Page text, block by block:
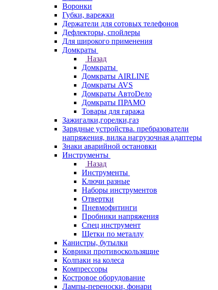
Воронки
Губки, варежки
Держатели для сотовых телефонов
Дефлекторы, спойлеры
Для широкого применения
Домкраты
Назад
Домкраты
Домкраты AIRLINE
Домкраты AVS
Домкраты АвтоDело
Домкраты ПРАМО
Товары для гаража
Зажигалки,горелки,газ
Зарядные устройства. пребразователи
напряжения, вилка нагрузочная адаптеры
Знаки аварийной остановки
Инструменты
Назад
Инструменты
Ключи разные
Наборы инструментов
Отвертки
Пневмофитинги
Пробники напряжения
Спец инструмент
Щетки по металлу
Канистры, бутылки
Коврики противоскользящие
Колпаки на колеса
Компрессоры
Костровое оборудование
Лампы-переноски, фонари